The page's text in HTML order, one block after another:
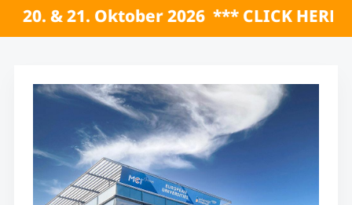
2026 *** CLICK HERE *** ONLINE